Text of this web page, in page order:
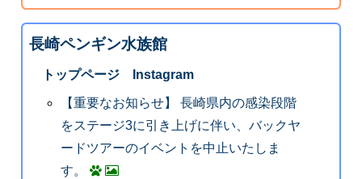
長崎ペンギン水族館
トップページ Instagram
【重要なお知らせ】 長崎県内の感染段階
をステージ3に引き上げに伴い、バックヤ
ードツアーのイベントを中止いたしま
す。